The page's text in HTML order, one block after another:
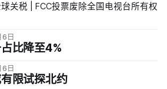
关税 | FCC投票废除全国电视台所有权
6日
比降至4%
6日
限试探北约